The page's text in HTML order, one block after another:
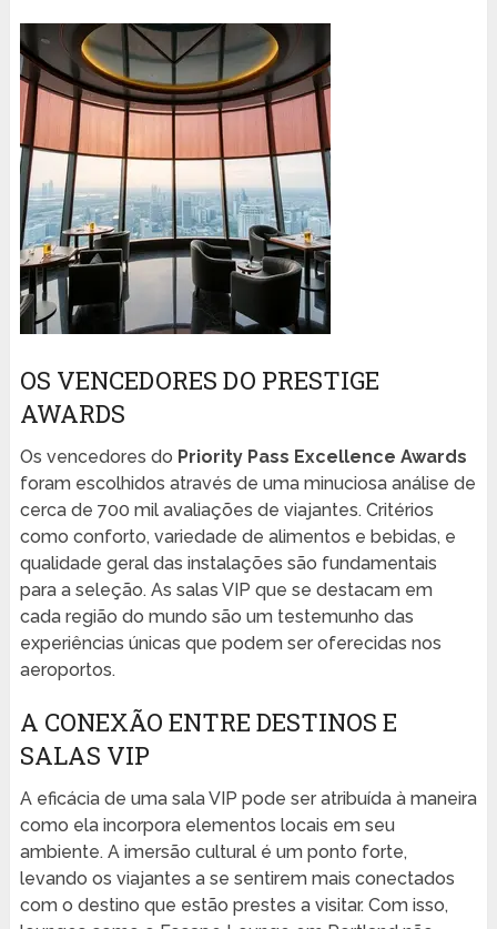
OS VENCEDORES DO PRESTIGE
AWARDS
Os vencedores do Priority Pass Excellence Awards
foram escolhidos através de uma minuciosa análise de
cerca de 700 mil avaliações de viajantes. Critérios
como conforto, variedade de alimentos e bebidas, e
qualidade geral das instalações são fundamentais
para a seleção. As salas VIP que se destacam em
cada região do mundo são um testemunho das
experiências únicas que podem ser oferecidas nos
aeroportos.
A CONEXÃO ENTRE DESTINOS E
SALAS VIP
A eficácia de uma sala VIP pode ser atribuída à maneira
como ela incorpora elementos locais em seu
ambiente. A imersão cultural é um ponto forte,
levando os viajantes a se sentirem mais conectados
com o destino que estão prestes a visitar. Com isso,